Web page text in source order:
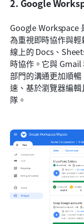
2. Google
Google Workspace
為重視即時協作與
線上的 Docs、
時協作。它與
部門的溝通更加順
速、基於瀏覽器編
隊。